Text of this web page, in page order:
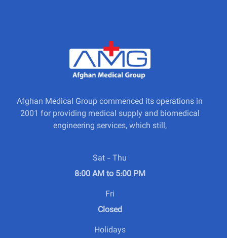
Afghan Medical Group commenced its operations in
2001 for providing medical supply and biomedical
engineering services, which still,
Sat - Thu
8:00 AM to 5:00 PM
Fri
Closed
Holidays